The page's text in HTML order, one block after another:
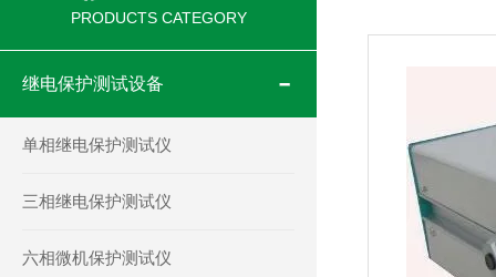
PRODUCTS CATEGORY
继电保护测试设备
单相继电保护测试仪
三相继电保护测试仪
六相微机保护测试仪